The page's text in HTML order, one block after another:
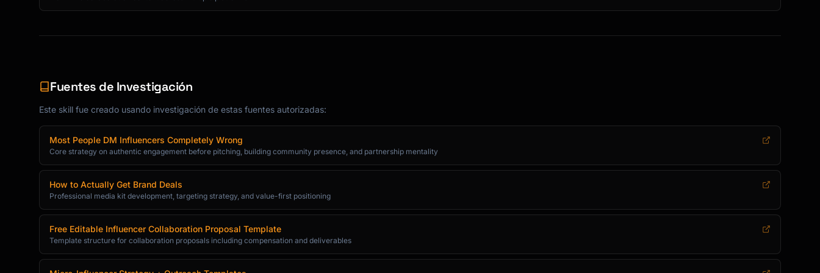
Fuentes de Investigación
Este skill fue creado usando investigación de estas fuentes autorizadas:
Most People DM Influencers Completely Wrong
Core strategy on authentic engagement before pitching, building community presence, and partnership mentality
How to Actually Get Brand Deals
Professional media kit development, targeting strategy, and value-first positioning
Free Editable Influencer Collaboration Proposal Template
Template structure for collaboration proposals including compensation and deliverables